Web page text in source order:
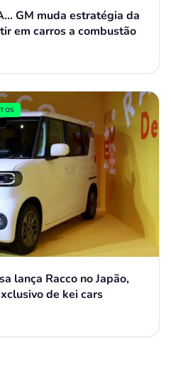
GM muda estratégia da
em carros a combustão
lança Racco no Japão,
de kei cars